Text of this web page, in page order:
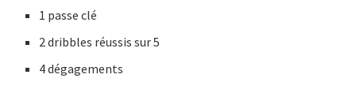
1 passe clé
2 dribbles réussis sur 5
4 dégagements